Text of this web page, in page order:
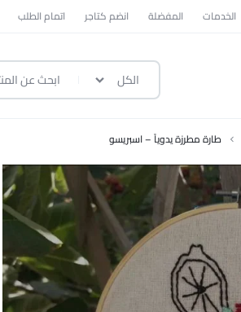
الخدمات المفضلة انضم كتاجر اتمام الطلب
الكل
طارة مطرزة يدوياً – اسبريسو